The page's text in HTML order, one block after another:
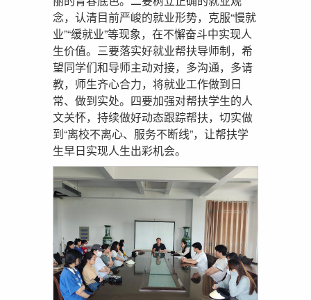
念，认清目前严峻的就业形势，克服“慢就
业”“缓就业”等现象，在不懈奋斗中实现人
生价值。三要落实好就业帮扶导师制，希
望同学们和导师主动对接，多沟通，多请
教，师生齐心合力，将就业工作做到日
常、做到实处。四要加强对帮扶学生的人
文关怀，持续做好动态跟踪帮扶，切实做
到“离校不离心、服务不断线”，让帮扶学
生早日实现人生出彩机会。